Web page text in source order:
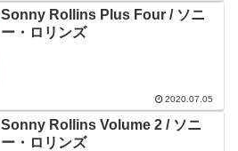
Sonny Rollins Plus Four / ソニ
ー・ロリンズ
2020.07.05
Sonny Rollins Volume 2 / ソニ
ー・ロリンズ